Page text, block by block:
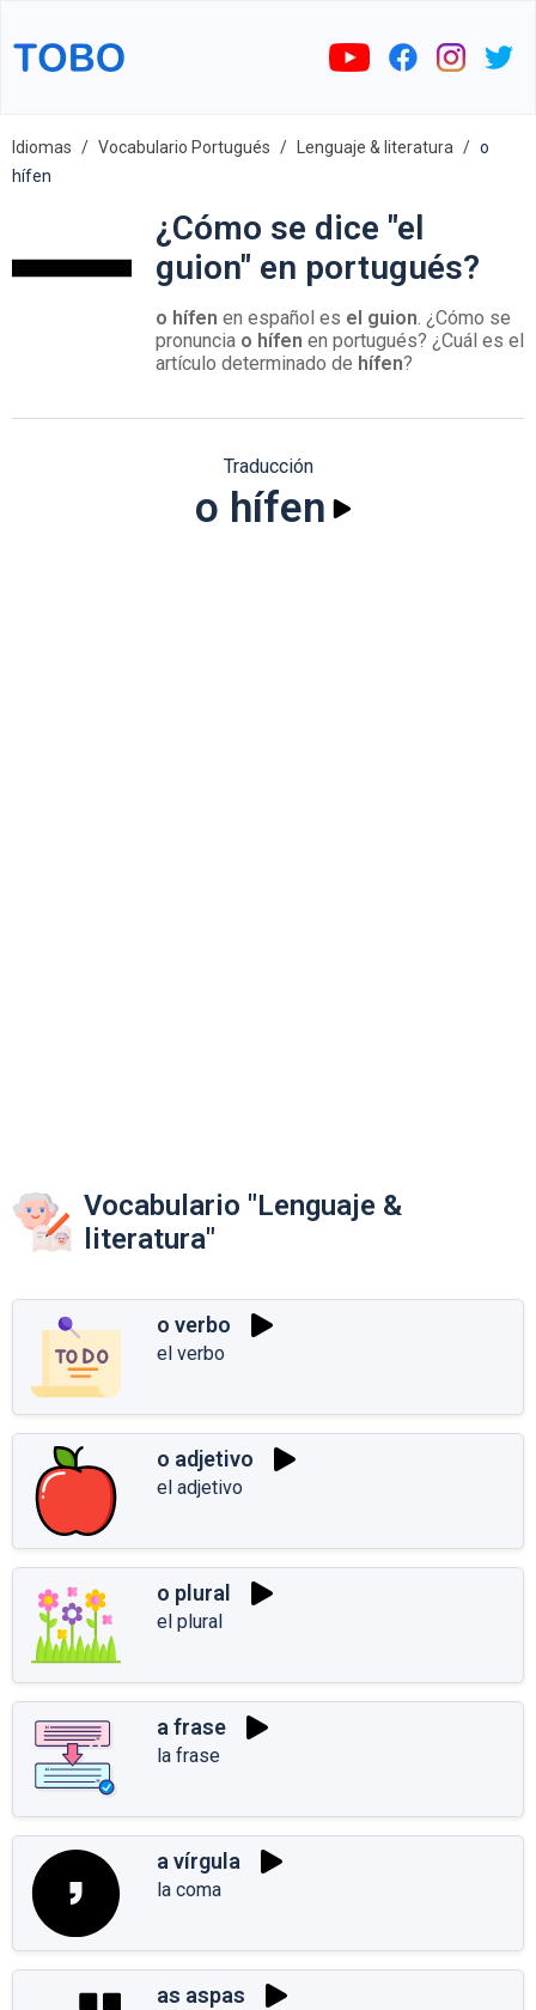
Idiomas Vocabulario Portugués Lenguaje & literatura
o
hífen
¿Cómo se dice "el
guion" en portugués?
o hífen en español es el guion. ¿Cómo se
pronuncia o hífen en portugués? ¿Cuál es el
artículo determinado de hífen?
Traducción
o hífen
Vocabulario "Lenguaje &
literatura"
o verbo
el verbo
o adjetivo
el adjetivo
o plural
el plural
a frase
la frase
a vírgula
la coma
as aspas